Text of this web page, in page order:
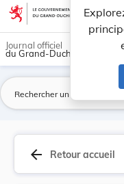
Aller au contenu
Journal officiel
du Grand-Duché de
arrow_back Retour accueil